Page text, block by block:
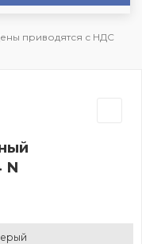
приводятся с НДС
N